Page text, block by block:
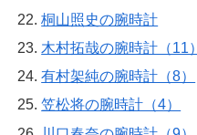
桐山照史の腕時計
木村拓哉の腕時計（11）
有村架純の腕時計（8）
笠松将の腕時計（4）